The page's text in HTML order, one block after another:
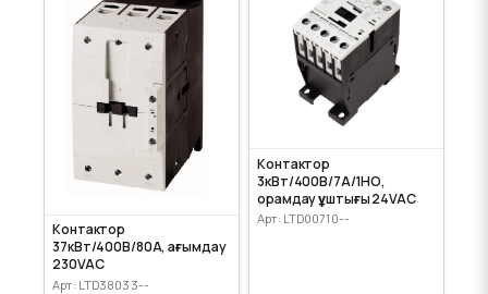
Контактор
37кВт/400В/80A, ағымдау
230VAC
Арт: LTD38033--
Контактор
3кВт/400В/7А/1НО,
орамдау ұштығы 24VAC
Арт: LTD00710--